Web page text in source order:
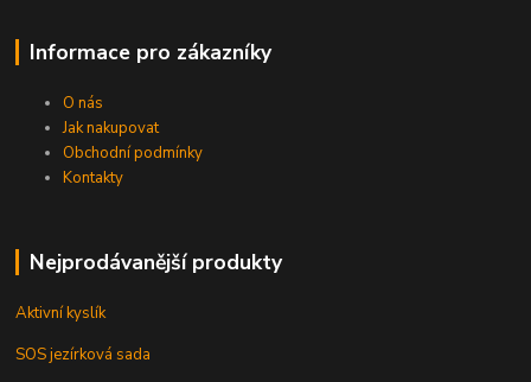
Informace pro zákazníky
O nás
Jak nakupovat
Obchodní podmínky
Kontakty
Nejprodávanější produkty
Aktivní kyslík
SOS jezírková sada